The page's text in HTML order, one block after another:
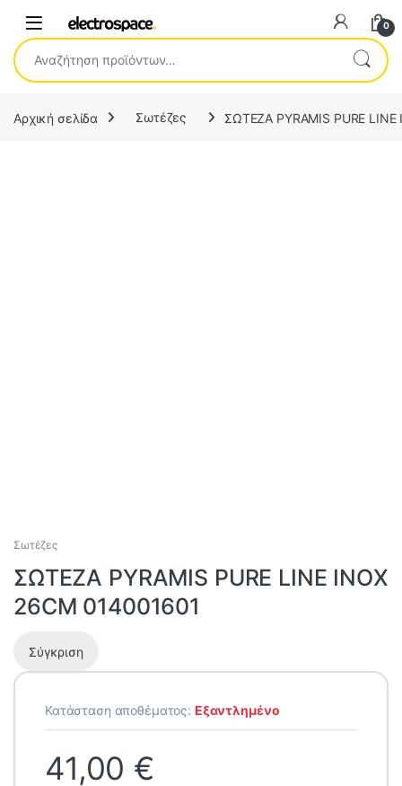
0
Αναζήτηση για:
Αρχική σελίδα Σωτέζες ΣΩΤΕΖΑ PYRAMIS PURE
Σωτέζες
ΣΩΤΕΖΑ PYRAMIS PURE LINE INOX
26CM 014001601
Σύγκριση
Κατάσταση αποθέματος: Εξαντλημένο
41,00 €